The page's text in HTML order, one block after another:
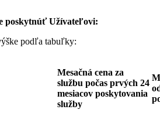
poskytnúť Užívateľovi:
podľa tabuľky:
Mesačná cena za
službu počas prvých 24
mesiacov poskytovania
služby